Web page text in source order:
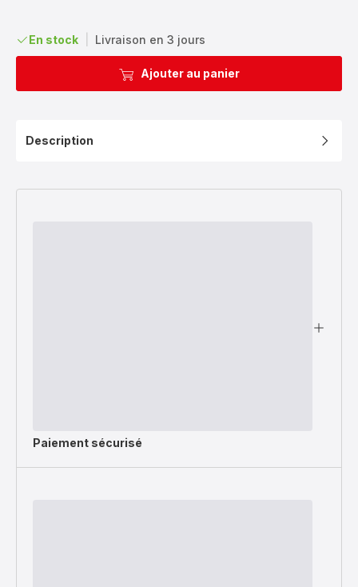
En stock Livraison en 3 jours
Ajouter au panier
Description
Paiement sécurisé